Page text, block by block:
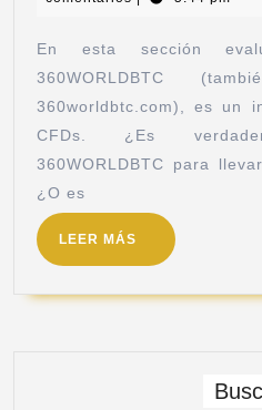
En esta sección
360WORLDBTC
360worldbtc.com), es un
CFDs. ¿Es
360WORLDBTC para
¿O es
LEER MÁS